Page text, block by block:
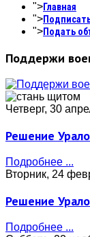
">Главная
">
">Подать
Поддержи
Четверг, 30
Решение
Подробнее ...
Вторник, 24
Решение
Подробнее ...